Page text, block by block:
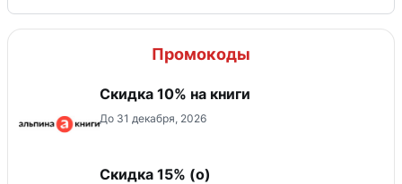
Промокоды
Скидка 10% на книги
До 31 декабря, 2026
Скидка 15% (о)